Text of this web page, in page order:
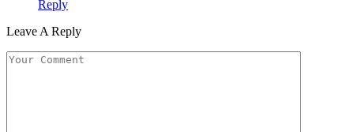
Reply
Leave A Reply